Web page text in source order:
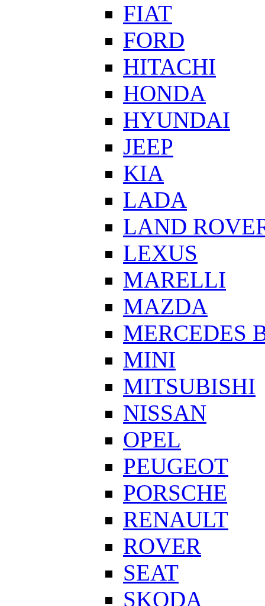
FIAT
FORD
HITACHI
HONDA
HYUNDAI
JEEP
KIA
LADA
LAND
LEXUS
MARELLI
MAZDA
MERCEDES
MINI
MITSUBISHI
NISSAN
OPEL
PEUGEOT
PORSCHE
RENAULT
ROVER
SEAT
SKODA